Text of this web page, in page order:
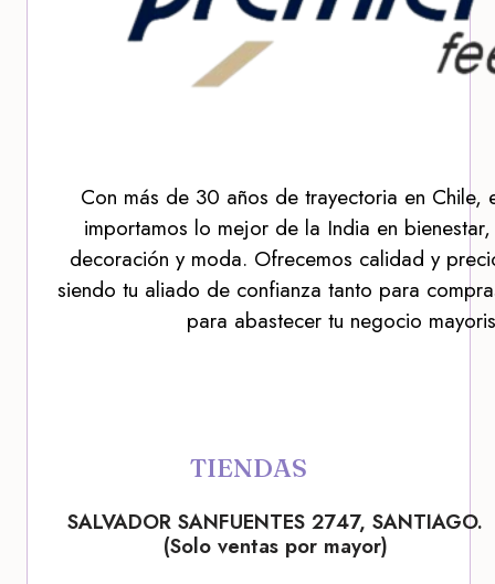
Con más de 30 años de trayectoria en Chile,
importamos lo mejor de la India en
decoración y moda. Ofrecemos calidad y
siendo tu aliado de confianza tanto para
para abastecer tu negocio
TIENDAS
SALVADOR SANFUENTES 2747, SANTIAGO.
(Solo ventas por mayor)